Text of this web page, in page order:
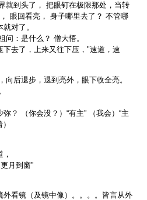
就到头了， 把眼钉在极限那处，当转
眼回看亮， 身子哪里去了？ 不管哪
对了。
问：是什么？ 僧大悟。
去了，上来又往下压，"速道，速
后退步，退到亮外，眼下收全亮。
？ （你会没？）“有主” （我会）“主
月到窗”
外看镜（及镜中像）。。。。皆言从外